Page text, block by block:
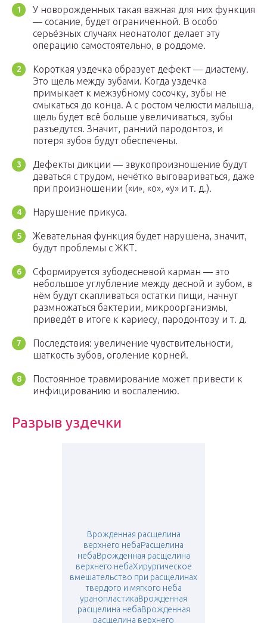
У новорожденных такая важная для них функция
— сосание, будет ограниченной. В особо
серьёзных случаях неонатолог делает эту
операцию самостоятельно, в роддоме.
Короткая уздечка образует дефект — диастему.
Это щель между зубами. Когда уздечка
примыкает к межзубному сосочку, зубы не
смыкаться до конца. А с ростом челюсти малыша,
щель будет всё больше увеличиваться, зубы
разъедутся. Значит, ранний пародонтоз, и
потеря зубов будут обеспечены.
Дефекты дикции — звукопроизношение будут
даваться с трудом, нечётко выговариваться, даже
при произношении («и», «о», «у» и т. д.).
Нарушение прикуса.
Жевательная функция будет нарушена, значит,
будут проблемы с ЖКТ.
Сформируется зубодесневой карман — это
небольшое углубление между десной и зубом, в
нём будут скапливаться остатки пищи, начнут
размножаться бактерии, микроорганизмы,
приведёт в итоге к кариесу, пародонтозу и т. д.
Последствия: увеличение чувствительности,
шаткость зубов, оголение корней.
Постоянное травмирование может привести к
инфицированию и воспалению.
Разрыв уздечки
Врожденная расщелина
верхнего небаРасщелина
небаВрожденная расщелина
верхнего небаХирургическое
вмешательство при расщелинах
твердого и мягкого неба
уранопластикаВрожденная
расщелина небаВрожденная
расщелина верхнего